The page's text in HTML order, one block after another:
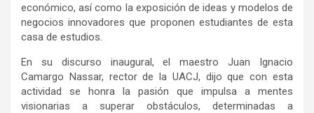
económico, así como la exposición de ideas y modelos de
negocios innovadores que proponen estudiantes de esta
casa de estudios.
En su discurso inaugural, el maestro Juan Ignacio
Camargo Nassar, rector de la UACJ, dijo que con esta
actividad se honra la pasión que impulsa a mentes
visionarias a superar obstáculos, determinadas a